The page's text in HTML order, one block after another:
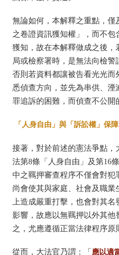
無論如何，本解釋之重點，
之卷證資訊獲知權」，而不
獲知，故在本解釋做成之後，
局或檢察署時，是無法向檢警
否則若資料都讓被告看光光而
悉偵查方向，並先為串供、
罪追訴的困難，而偵查不公開
「人身自由」與「訴訟權」保障
接著，對於前述的憲法爭點，
法第8條「人身自由」及第16
中之羈押審查程序不僅會對犯
尚會使其與家庭、社會及職
上造成嚴重打擊，也會對其
影響，故應以無羈押以外其他
之，尤應遵循正當法律程序原
從而，大法官乃謂：「 應以適